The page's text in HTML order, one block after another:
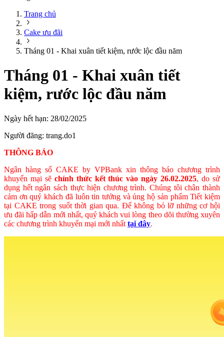
Trang chủ
Cake ưu đãi
Tháng 01 - Khai xuân tiết kiệm, rước lộc đầu năm
Tháng 01 - Khai xuân tiết
kiệm, rước lộc đầu năm
Ngày hết hạn: 28/02/2025
Người đăng: trang.do1
THÔNG BÁO
Ngân hàng số CAKE by VPBank xin thông báo chương trình
khuyến mại sẽ chính thức kết thúc vào ngày 26.02.2025, do sử
dụng hết ngân sách thực hiện chương trình. Chúng tôi chân thành
cảm ơn quý khách đã luôn tin tưởng và ủng hộ sản phẩm Tiết kiệm
tại CAKE trong suốt thời gian qua. Để không bỏ lỡ những cơ hội
ưu đãi hấp dẫn mới nhất, quý khách vui lòng theo dõi thường xuyên
các chương trình khuyến mại mới nhất tại đây.